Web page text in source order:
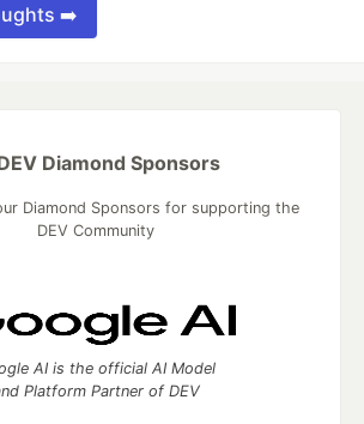
➡️
Diamond Sponsors
Diamond Sponsors for supporting the
DEV Community
AI is the official AI Model
Platform Partner of DEV